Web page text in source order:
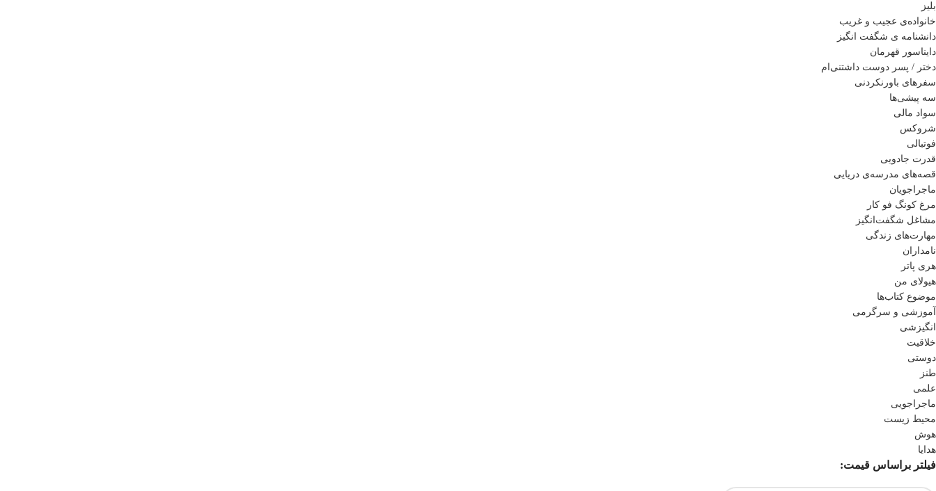
بلیز
خانواده‌ی عجیب و غریب
دانشنامه ی شگفت انگیز
دایناسور قهرمان
دختر / پسر دوست داشتنی‌ام
سفرهای باورنکردنی
سه پیشی‌ها
سواد مالی
شروکس
فوتبالی
قدرت جادویی
قصه‌های مدرسه‌ی دریایی
ماجراجویان
مرغ کونگ فو کار
مشاغل شگفت‌انگیز
مهارت‌های زندگی
نامداران
هری پاتر
هیولای من
موضوع کتاب‌ها
آموزشی و سرگرمی
انگیزشی
خلاقیت
دوستی
طنز
علمی
ماجراجویی
محیط زیست
هوش
هدایا
فیلتر براساس قیمت: